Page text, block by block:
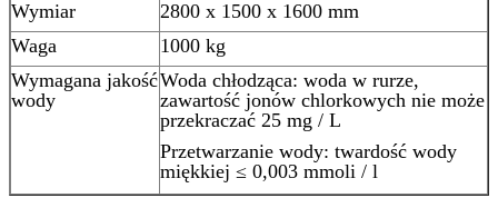
Wymiar
2800 x 1500 x 1600 mm
Waga
1000 kg
Wymagana jakość
wody
Woda chłodząca: woda w rurze,
zawartość jonów chlorkowych nie może
przekraczać 25 mg / L
Przetwarzanie wody: twardość wody
miękkiej ≤ 0,003 mmoli / l